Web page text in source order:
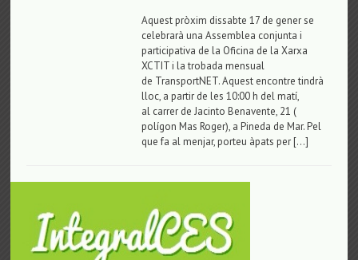
Aquest pròxim dissabte 17 de gener se
celebrarà una Assemblea conjunta i
participativa de la Oficina de la Xarxa
XCTIT i la trobada mensual
de TransportNET. Aquest encontre tindrà
lloc, a partir de les 10:00 h del matí,
al carrer de Jacinto Benavente, 21 (
polígon Mas Roger), a Pineda de Mar. Pel
que fa al menjar, porteu àpats per […]